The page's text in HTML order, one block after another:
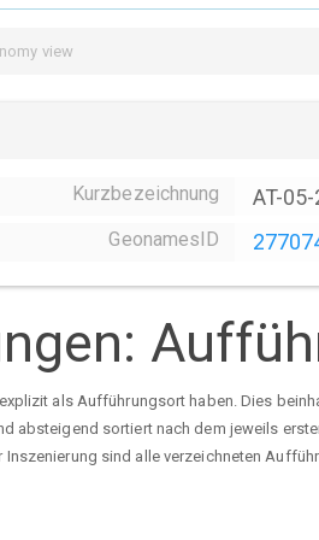
view
Kurzbezeichnung AT-
GeonamesID
als Aufführungsort haben. Dies
absteigend sortiert nach dem jeweils
sind alle verzeichneten